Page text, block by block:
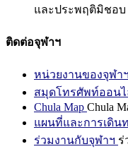
และประพฤติมิชอบ
ติดต่อจุฬาฯ
หน่วยงานของจุฬาฯ
สมุดโทรศัพท์ออน
Chula Map Chula
แผนที่และการเดิน
ร่วมงานกับจุฬาฯ ร่